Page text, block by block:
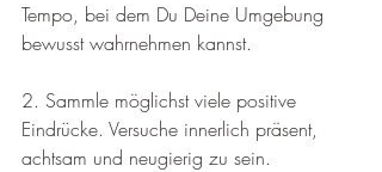
Tempo, bei dem Du Deine Umgebung
bewusst wahrnehmen kannst.
2. Sammle möglichst viele positive
Eindrücke. Versuche innerlich präsent,
achtsam und neugierig zu sein.